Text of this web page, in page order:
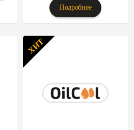
Подробнее
ХИТ